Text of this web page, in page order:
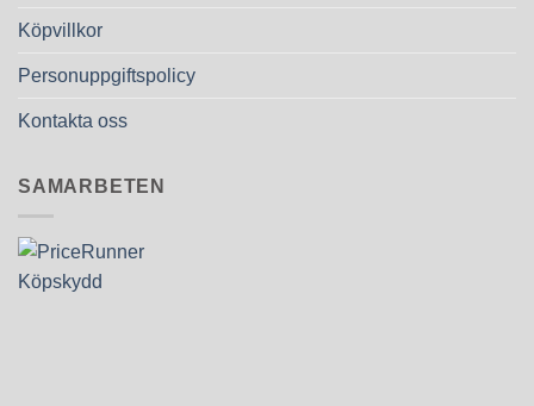
Köpvillkor
Personuppgiftspolicy
Kontakta oss
SAMARBETEN